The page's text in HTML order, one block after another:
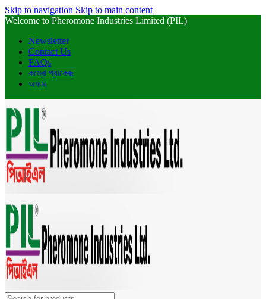
Skip to navigation Skip to main content
Welcome to Pheromone Industries Limited (PIL)
Newsletter
Contact Us
FAQs
কম্বো প্যাকেজ
অফার